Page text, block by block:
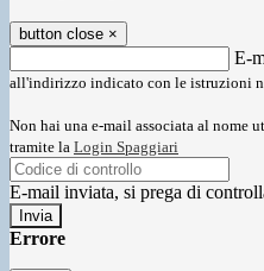
button close ×
E-
all'indirizzo indicato con le istruzioni
Non hai una e-mail associata al nome
tramite la Login Spaggiari
E-mail inviata, si prega di
Errore